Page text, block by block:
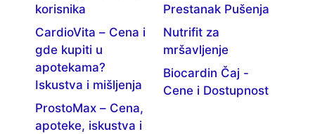
korisnika
CardioVita – Cena i
gde kupiti u
apotekama?
Iskustva i mišljenja
ProstoMax – Cena,
apoteke, iskustva i
Prestanak Pušenja
Nutrifit za
mršavljenje
Biocardin Čaj -
Cene i Dostupnost